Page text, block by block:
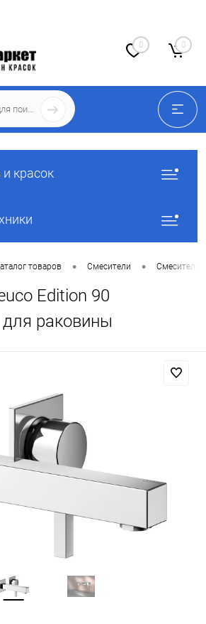
0 0
красок
товаров • Смесители • Смесители
Edition 90
раковины